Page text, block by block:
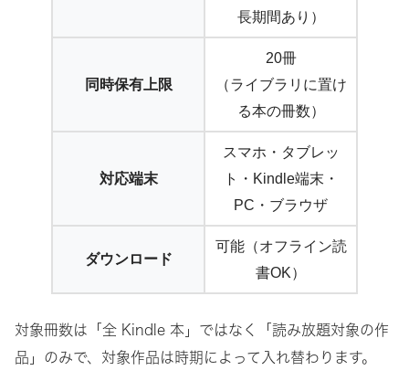
長期間あり）
同時保有上限
20冊
（ライブラリに置け
る本の冊数）
対応端末
スマホ・タブレッ
ト・Kindle端末・
PC・ブラウザ
ダウンロード
可能（オフライン読
書OK）
対象冊数は「全 Kindle 本」ではなく「読み放題対象の作
品」のみで、対象作品は時期によって入れ替わります。